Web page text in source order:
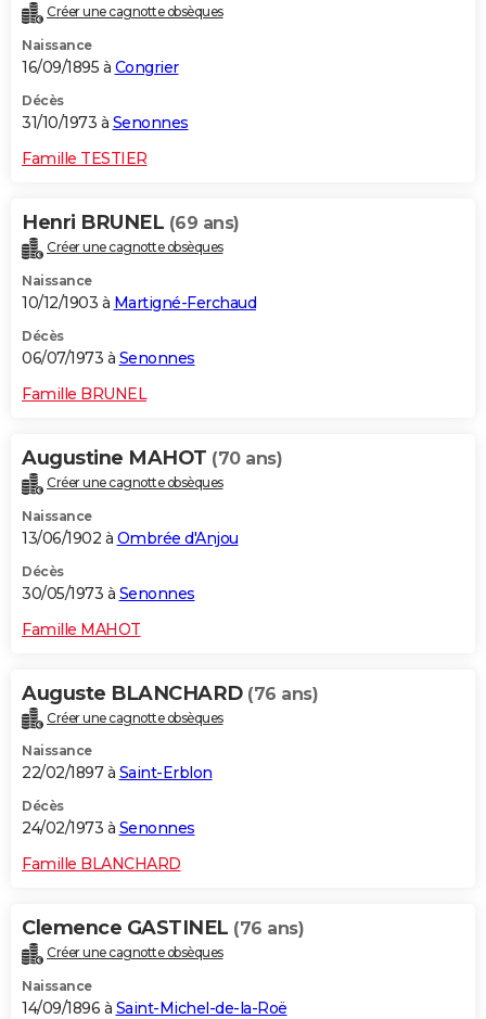
Créer une cagnotte obsèques
Naissance
16/09/1895 à Congrier
Décès
31/10/1973 à Senonnes
Famille TESTIER
Henri BRUNEL (69 ans)
Créer une cagnotte obsèques
Naissance
10/12/1903 à Martigné-Ferchaud
Décès
06/07/1973 à Senonnes
Famille BRUNEL
Augustine MAHOT (70 ans)
Créer une cagnotte obsèques
Naissance
13/06/1902 à Ombrée d'Anjou
Décès
30/05/1973 à Senonnes
Famille MAHOT
Auguste BLANCHARD (76 ans)
Créer une cagnotte obsèques
Naissance
22/02/1897 à Saint-Erblon
Décès
24/02/1973 à Senonnes
Famille BLANCHARD
Clemence GASTINEL (76 ans)
Créer une cagnotte obsèques
Naissance
14/09/1896 à Saint-Michel-de-la-Roë